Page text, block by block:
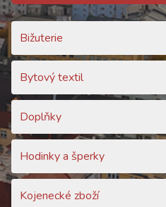
Bižuterie
Bytový textil
Doplňky
Hodinky a šperky
Kojenecké zboží